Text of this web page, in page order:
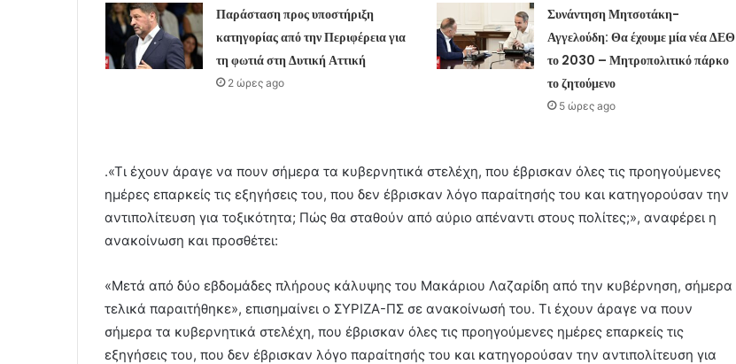
Παράσταση προς υποστήριξη
κατηγορίας από την Περιφέρεια για
τη φωτιά στη Δυτική Αττική
2 ώρες ago
Συνάντηση Μητσοτάκη-
Αγγελούδη: Θα έχουμε μία νέα ΔΕΘ
το 2030 – Μητροπολιτικό πάρκο
το ζητούμενο
5 ώρες ago
.«Τι έχουν άραγε να πουν σήμερα τα κυβερνητικά στελέχη, που έβρισκαν όλες τις προηγούμενες
ημέρες επαρκείς τις εξηγήσεις του, που δεν έβρισκαν λόγο παραίτησής του και κατηγορούσαν την
αντιπολίτευση για τοξικότητα; Πώς θα σταθούν από αύριο απέναντι στους πολίτες;», αναφέρει η
ανακοίνωση και προσθέτει:
«Μετά από δύο εβδομάδες πλήρους κάλυψης του Μακάριου Λαζαρίδη από την κυβέρνηση, σήμερα
τελικά παραιτήθηκε», επισημαίνει ο ΣΥΡΙΖΑ-ΠΣ σε ανακοίνωσή του. Τι έχουν άραγε να πουν
σήμερα τα κυβερνητικά στελέχη, που έβρισκαν όλες τις προηγούμενες ημέρες επαρκείς τις
εξηγήσεις του, που δεν έβρισκαν λόγο παραίτησής του και κατηγορούσαν την αντιπολίτευση για